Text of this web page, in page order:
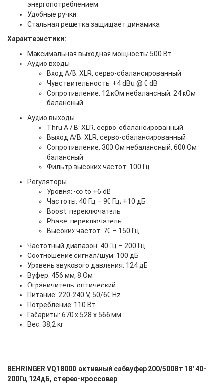
энергопотреблением
Удобные ручки
Стальная решетка защищает динамика
Характеристики:
Максимальная выходная мощность: 500 Вт
Аудио входы
Вход А/В: XLR, серво-сбалансированный
Чувствительность: +4 dBu @ 0 dB
Сопротивление: 12 кОм небалансный, 24 кОм
балансный
Аудио выходы
Thru A / B: XLR, серво-сбалансированный
Выход А/В: XLR, серво-сбалансированный
Сопротивление: 300 Ом небалансный, 600 Ом
балансный
Фильтр высоких частот: 100 Гц
Регуляторы
Уровня: -∞ to +6 dB
Частоты: 40 Гц – 90 Гц; +10 дБ
Boost: переключатель
Phase: переключатель
Высоких частот: 70 – 150 Гц
Частотный диапазон: 40 Гц – 200 Гц
Соотношение сигнал/шум: 100 дБ
Уровень звукового давления: 124 дБ
Вуфер: 456 мм, 8 Ом
Ограничитель: оптический
Питание: 220-240 V, 50/60 Hz
Потребление: 110 Вт
Габариты: 670 х 528 х 566 мм
Вес: 38,2 кг
BEHRINGER VQ1800D активный сабвуфер 200/500Вт 18' 40-
200Гц 124дБ, стерео-кроссовер